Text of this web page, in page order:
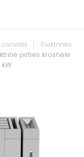
Elektrinės
pirties krosnelė
kW